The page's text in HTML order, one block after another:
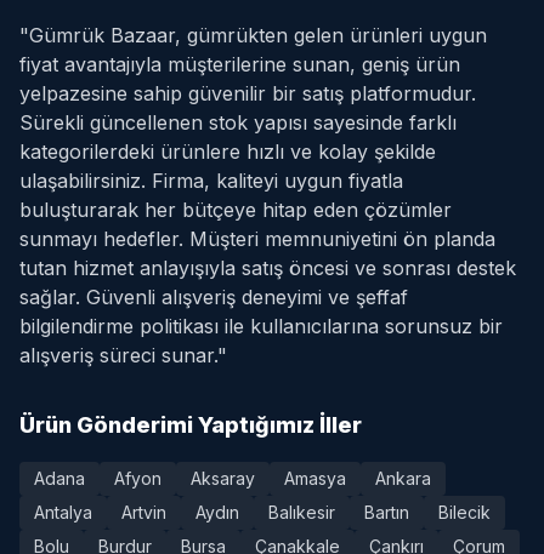
"Gümrük Bazaar, gümrükten gelen ürünleri uygun
fiyat avantajıyla müşterilerine sunan, geniş ürün
yelpazesine sahip güvenilir bir satış platformudur.
Sürekli güncellenen stok yapısı sayesinde farklı
kategorilerdeki ürünlere hızlı ve kolay şekilde
ulaşabilirsiniz. Firma, kaliteyi uygun fiyatla
buluşturarak her bütçeye hitap eden çözümler
sunmayı hedefler. Müşteri memnuniyetini ön planda
tutan hizmet anlayışıyla satış öncesi ve sonrası destek
sağlar. Güvenli alışveriş deneyimi ve şeffaf
bilgilendirme politikası ile kullanıcılarına sorunsuz bir
alışveriş süreci sunar."
Ürün Gönderimi Yaptığımız İller
Adana Afyon Aksaray Amasya
Ankara
Antalya
Artvin Aydın Balıkesir Bartın
Bilecik
Bolu
Burdur Bursa Çanakkale Çankırı Çorum